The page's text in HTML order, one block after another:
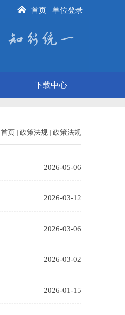
首页 单位登录
下载中心
首页 政策法规 政策法规
2026-05-06
2026-03-12
2026-03-06
2026-03-02
2026-01-15